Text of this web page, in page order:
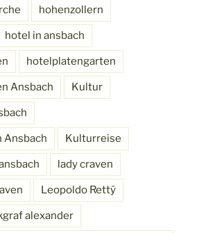
hohenzollern
hotel in ansbach
hotelplatengarten
Ansbach Kultur
Ansbach Kulturreise
lady craven
Leopoldo Rettÿ
alexander